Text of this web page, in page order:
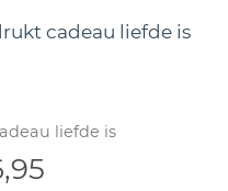
cadeau liefde is
liefde is